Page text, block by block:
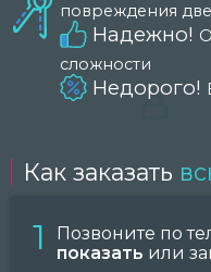
повреждения
Надежно!
сложности
Недорого!
Как заказать
1
Позвоните по
показать или